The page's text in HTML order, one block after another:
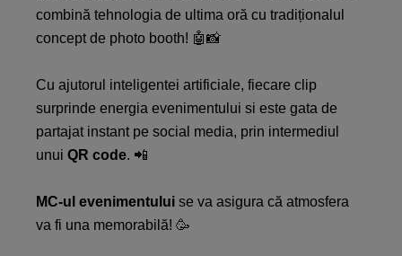
combină tehnologia de ultima oră cu tradiționalul
concept de photo booth! 🤖📸​​
Cu ajutorul inteligentei artificiale, fiecare clip
surprinde energia evenimentului si este gata de
partajat instant pe social media, prin intermediul
unui QR code. 📲​​
MC-ul evenimentului se va asigura că atmosfera
va fi una memorabilă! 🥳​​